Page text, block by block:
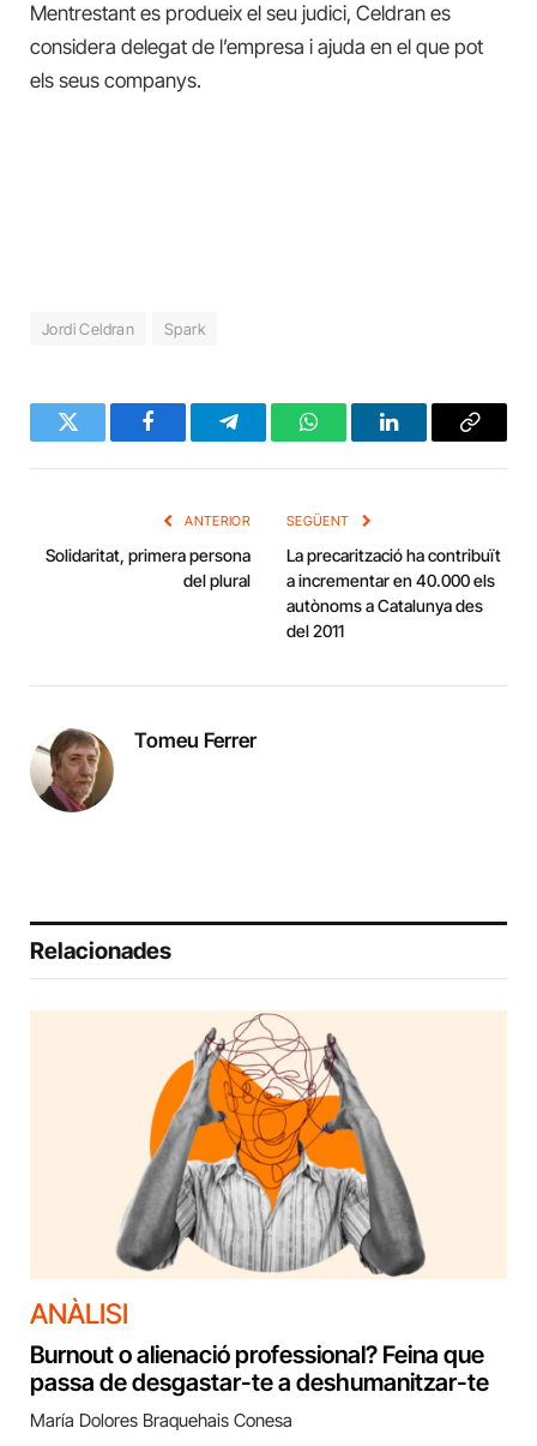
Mentrestant es produeix el seu judici, Celdran es
considera delegat de l’empresa i ajuda en el que pot
els seus companys.
Jordi Celdran Spark
Twitter FacebookTelegramWhatsAppLinkedInCopy
ANTERIOR
Solidaritat, primera persona
del plural
SEGÜENT
La precarització ha contribuït
a incrementar en 40.000 els
autònoms a Catalunya des
del 2011
Tomeu Ferrer
Relacionades
ANÀLISI
Burnout o alienació professional? Feina que
passa de desgastar-te a deshumanitzar-te
María Dolores Braquehais Conesa